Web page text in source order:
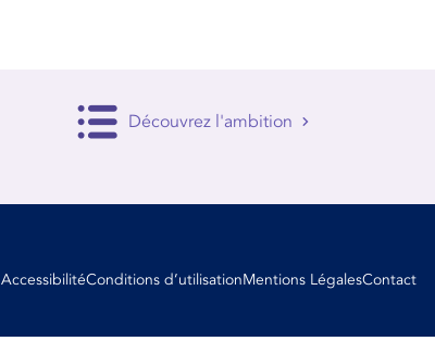
Découvrez l'ambition
AccessibilitéConditions d’utilisationMentions LégalesContact